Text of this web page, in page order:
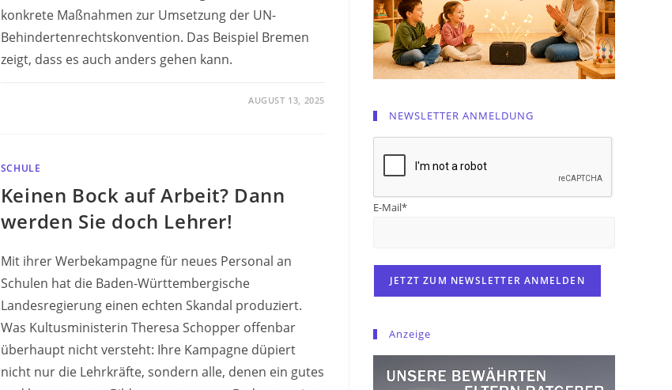
konkrete Maßnahmen zur Umsetzung der UN-
Behindertenrechtskonvention. Das Beispiel Bremen
zeigt, dass es auch anders gehen kann.
AUGUST 13, 2025
SCHULE
Keinen Bock auf Arbeit? Dann
werden Sie doch Lehrer!
Mit ihrer Werbekampagne für neues Personal an
Schulen hat die Baden-Württembergische
Landesregierung einen echten Skandal produziert.
Was Kultusministerin Theresa Schopper offenbar
überhaupt nicht versteht: Ihre Kampagne düpiert
nicht nur die Lehrkräfte, sondern alle, denen ein gutes
NEWSLETTER ANMELDUNG
E-Mail*
Anzeige